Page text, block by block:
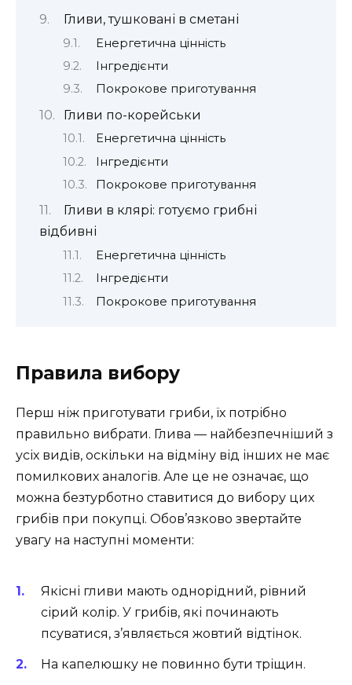
Гливи, тушковані в сметані
Енергетична цінність
Інгредієнти
Покрокове приготування
Гливи по-корейськи
Енергетична цінність
Інгредієнти
Покрокове приготування
Гливи в клярі: готуємо грибні
відбивні
Енергетична цінність
Інгредієнти
Покрокове приготування
Правила вибору
Перш ніж приготувати гриби, їх потрібно
правильно вибрати. Глива — найбезпечніший з
усіх видів, оскільки на відміну від інших не має
помилкових аналогів. Але це не означає, що
можна безтурботно ставитися до вибору цих
грибів при покупці. Обов’язково звертайте
увагу на наступні моменти:
Якісні гливи мають однорідний, рівний
сірий колір. У грибів, які починають
псуватися, з’являється жовтий відтінок.
На капелюшку не повинно бути тріщин.